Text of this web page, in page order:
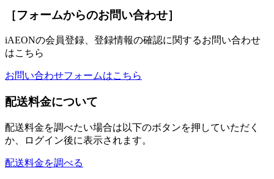
［フォームからのお問い合わせ］
iAEONの会員登録、登録情報の確認に関するお問い合わせ
はこちら
お問い合わせフォームはこちら
配送料金について
配送料金を調べたい場合は以下のボタンを押していただく
か、ログイン後に表示されます。
配送料金を調べる